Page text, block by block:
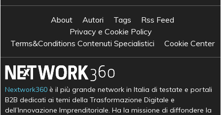
About Autori Tags
Rss Feed
Privacy e Cookie Policy
Terms&Conditions Contenuti Specialistici
Cookie Center
Nextwork360 è il più grande network in Italia di testate e portali
B2B dedicati ai temi della Trasformazione Digitale e
dell’Innovazione Imprenditoriale. Ha la missione di diffondere la